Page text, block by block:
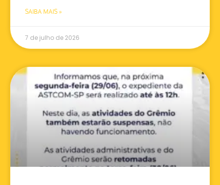
SAIBA MAIS »
7 de julho de 2026